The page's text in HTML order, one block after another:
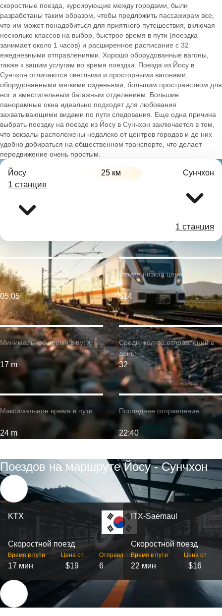
скоростные поезда, курсирующие между городами, были
разработаны таким образом, чтобы предложить пассажирам все,
что им может понадобиться для приятного путешествия, включая
несколько классов на выбор, быстрое время в пути (поездка
занимает около 1 часов) и расширенное расписание с 32
ежедневными отправлениями. Хорошо оборудованные вагоны,
также к вашим услугам во время поездки. Поезда из Йосу в
Сунчхон отличаются светлыми и просторными вагонами,
оборудованными мягкими сиденьями, большим пространством для
ног и вместительным багажным отделением. Большие
панорамные окна идеально подходят для любования
захватывающими видами по пути следования. Еще одна причина
выбрать поездку на поезде из Йосу в Сунчхон заключается в том,
что вокзалы расположены недалеко от центров городов и до них
удобно добираться на общественном транспорте, что делает
передвижение очень простым.
Йосу 25 км Сунчхон
1 станция
1 станция
Минимальное время в пути:
17 m
Первое отправление:
05:05
Максимальное время в пути:
24 m
Самая низкая цена:
$14
Средн. кол-во отправлений в
день:
32
Последнее отправление:
22:40
Поездов на маршруте Йосу - Сунчхон
KTX
Скоростной поезд
Время в пути
17 мин
Цена от
$19
Отправлений
6
ITX-Saemaul
Скоростной поезд
Время в пути
22 мин
Цена от
$16